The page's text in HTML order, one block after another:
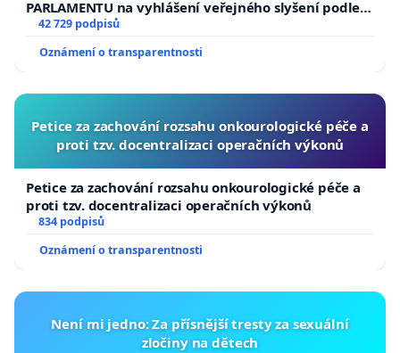
PARLAMENTU na vyhlášení veřejného slyšení podle §
144 jednacího řádu Senátu k návrhu na přijetí
usnesení k podání ústavní žaloby na prezidenta
republiky
42 729 podpisů
Oznámení o transparentnosti
Petice za zachování rozsahu onkourologické péče a
proti tzv. docentralizaci operačních výkonů
Petice za zachování rozsahu onkourologické péče a
proti tzv. docentralizaci operačních výkonů
834 podpisů
Oznámení o transparentnosti
Není mi jedno: Za přísnější tresty za sexuální
zločiny na dětech